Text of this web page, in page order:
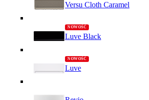
Versu Cloth Caramel
Luve Black
Luve